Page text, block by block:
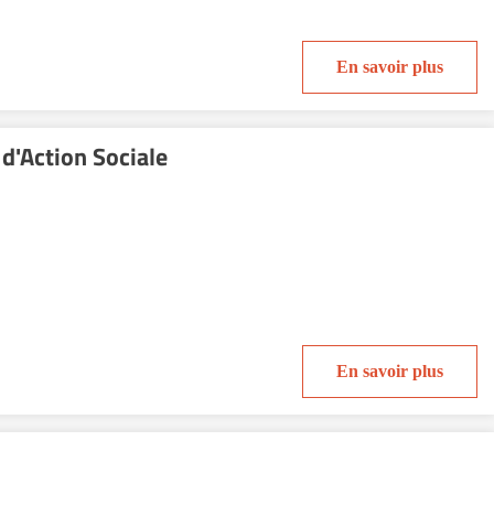
En savoir plus
Sociale
En savoir plus